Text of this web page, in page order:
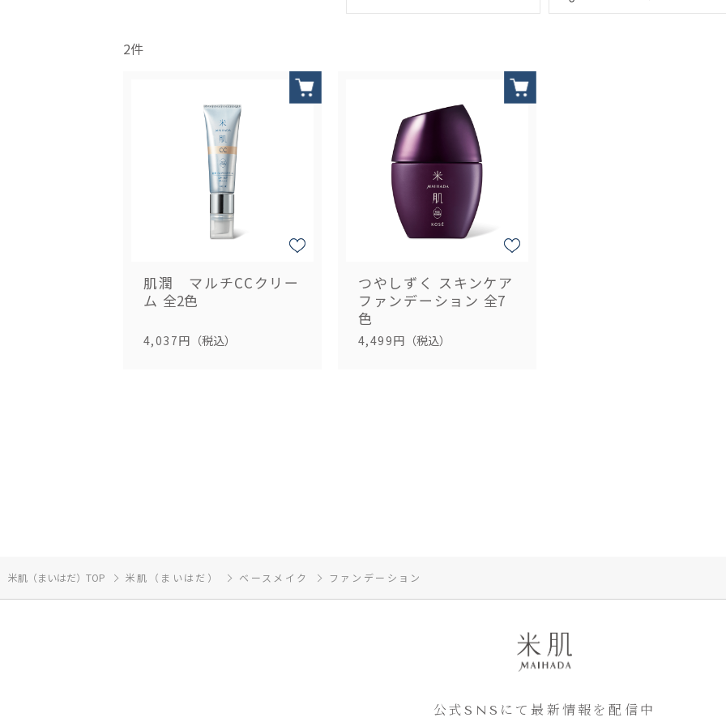
2件
肌潤 マルチCCクリー
ム 全2色
4,037円 （税込）
つやしずく スキンケア
ファンデーション 全7
色
4,499円 （税込）
米肌（まいはだ）TOP 米肌（まいはだ） ベースメイク ファンデーション
公式SNSにて最新情報を配信中